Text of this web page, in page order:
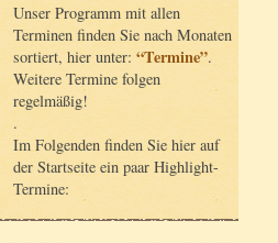
Unser Programm mit allen
Terminen finden Sie nach Monaten
sortiert, hier unter: “Termine”.
Weitere Termine folgen
regelmäßig!
.
Im Folgenden finden Sie hier auf
der Startseite ein paar Highlight-
Termine: